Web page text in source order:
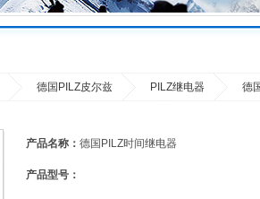
德国PILZ皮尔兹 PILZ继电器 德
产品名称： 德国PILZ时间继电器
产品型号：